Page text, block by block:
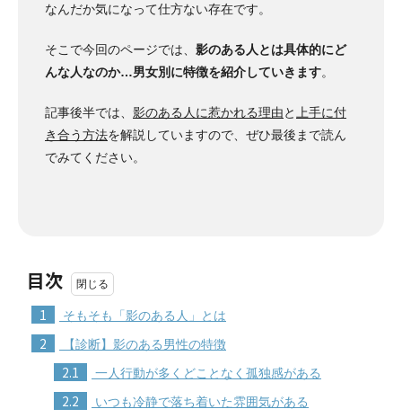
なんだか気になって仕方ない存在です。
そこで今回のページでは、 影のある人とは具体的にど
んな人なのか…男女別に特徴を紹介していきます。
記事後半では、 影のある人に惹かれる理由と
上手に付
き合う方法を解説していますので、ぜひ最後まで読ん
でみてください。
目次
1 そもそも「影のある人」とは
2 【診断】影のある男性の特徴
2.1 一人行動が多くどことなく孤独感がある
2.2 いつも冷静で落ち着いた雰囲気がある